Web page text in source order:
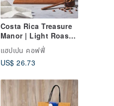
Costa Rica Treasure
Manor | Light Roast |
Black Honey
Processing | Coffee
Beans 200g
แฮปเปน คอฟฟี่
US$ 26.73